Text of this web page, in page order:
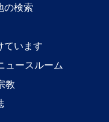
の検索
ています
ュースルーム
教